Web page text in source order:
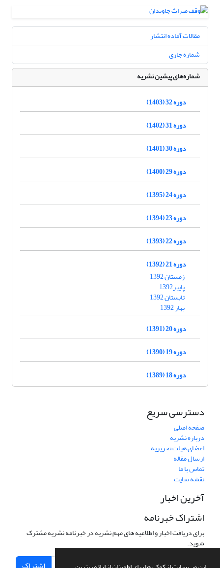
مقالات آماده انتشار
شماره جاری
شماره‌های پیشین نشریه
دوره 32 (1403)
دوره 31 (1402)
دوره 30 (1401)
دوره 29 (1400)
دوره 24 (1395)
دوره 23 (1394)
دوره 22 (1393)
دوره 21 (1392)
زمستان 1392
پاییز1392
تابستان 1392
بهار 1392
دوره 20 (1391)
دوره 19 (1390)
دوره 18 (1389)
دسترسی سریع
صفحه اصلی
درباره نشریه
اعضای هیات تحریریه
ارسال مقاله
تماس با ما
نقشه سایت
آخرین اخبار
اشتراک خبرنامه
برای دریافت اخبار و اطلاعیه های مهم نشریه در خبرنامه نشریه مشترک
شوید.